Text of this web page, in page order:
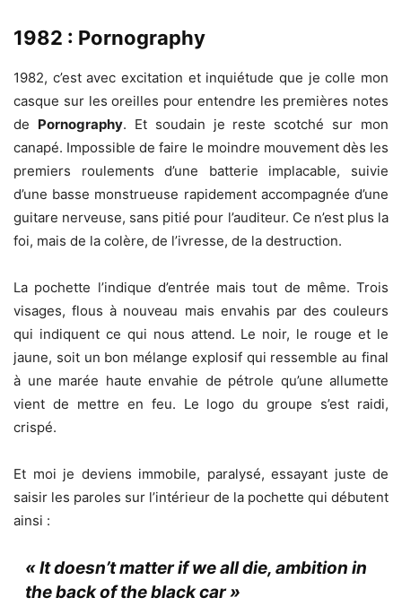
1982 : Pornography
1982, c’est avec excitation et inquiétude que je colle mon
casque sur les oreilles pour entendre les premières notes
de Pornography. Et soudain je reste scotché sur mon
canapé. Impossible de faire le moindre mouvement dès les
premiers roulements d’une batterie implacable, suivie
d’une basse monstrueuse rapidement accompagnée d’une
guitare nerveuse, sans pitié pour l’auditeur. Ce n’est plus la
foi, mais de la colère, de l’ivresse, de la destruction.
La pochette l’indique d’entrée mais tout de même. Trois
visages, flous à nouveau mais envahis par des couleurs
qui indiquent ce qui nous attend. Le noir, le rouge et le
jaune, soit un bon mélange explosif qui ressemble au final
à une marée haute envahie de pétrole qu’une allumette
vient de mettre en feu. Le logo du groupe s’est raidi,
crispé.
Et moi je deviens immobile, paralysé, essayant juste de
saisir les paroles sur l’intérieur de la pochette qui débutent
ainsi :
« It doesn’t matter if we all die, ambition in
the back of the black car »